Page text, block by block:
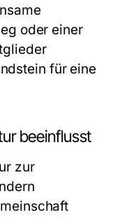
oder einer
für eine
beeinflusst
zur